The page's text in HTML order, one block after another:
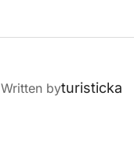
POST AUTHOR
Written byturisticka